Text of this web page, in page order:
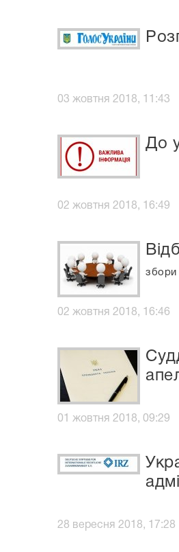
03 жовтня 2018, 11:43
До
02 жовтня 2018, 16:49
збори
02 жовтня 2018, 16:46
01 жовтня 2018, 09:29
28 вересня 2018, 17:28